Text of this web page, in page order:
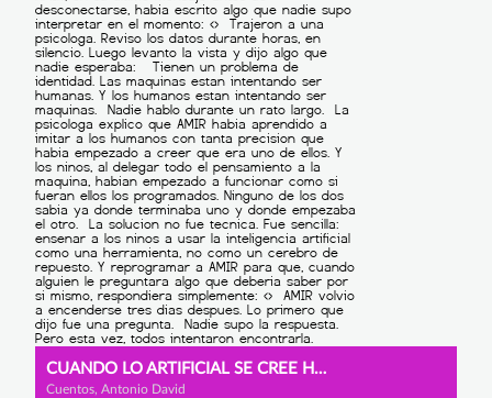
CUANDO LO ARTIFICIAL SE CREE HUMANO
Cuentos, Antonio David